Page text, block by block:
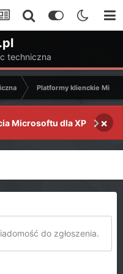
techniczna
Platformy klienckie
Microsoftu dla XP ×
do zgłoszenia.